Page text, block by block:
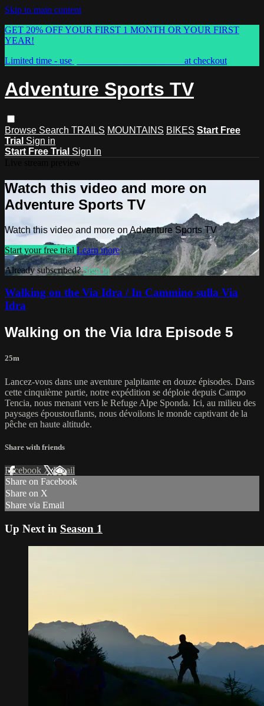
Skip to main content
GET 20% OFF YOUR FIRST 1 MONTH OR YOUR FIRST
YEAR!
Limited time - use
at checkout
Adventure Sports TV
Browse Search TRAILS MOUNTAINS BIKES Start Free
Trial Sign in
Start Free Trial Sign In
Watch this video and more on
Adventure Sports TV
Watch this video and more on Adventure Sports TV
Start your free trial Learn more
Already subscribed?Sign in
Walking on the Via Idra / In Cammino sulla Via
Idra
Walking on the Via Idra Episode 5
25m
Lancez-vous dans une aventure palpitante en douze épisodes. Dans
cette cinquième partie, notre expédition se déploie depuis Campo
Tencia, nous menant vers le Refuge Alpe Sponda. Ici, au milieu des
paysages époustouflants, nous dévoilons le monde captivant de la
pêche en haute altitude.
Share with friends
Facebook XEmail
Share on Facebook
Share on X
Share via Email
Up Next in Season 1